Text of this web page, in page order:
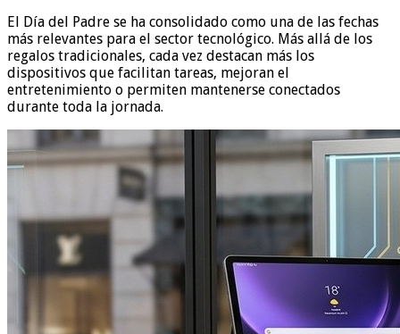
El Día del Padre se ha consolidado como una de las fechas
más relevantes para el sector tecnológico. Más allá de los
regalos tradicionales, cada vez destacan más los
dispositivos que facilitan tareas, mejoran el
entretenimiento o permiten mantenerse conectados
durante toda la jornada.